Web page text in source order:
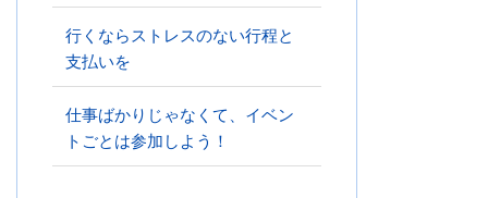
行くならストレスのない行程と
支払いを
仕事ばかりじゃなくて、イベン
トごとは参加しよう！